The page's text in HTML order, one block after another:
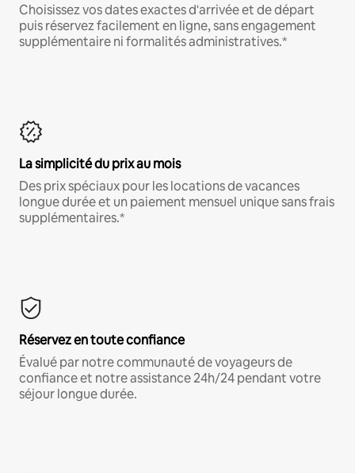
Choisissez vos dates exactes d'arrivée et de départ
puis réservez facilement en ligne, sans engagement
supplémentaire ni formalités administratives.*
La simplicité du prix au mois
Des prix spéciaux pour les locations de vacances
longue durée et un paiement mensuel unique sans frais
supplémentaires.*
Réservez en toute confiance
Évalué par notre communauté de voyageurs de
confiance et notre assistance 24h/24 pendant votre
séjour longue durée.